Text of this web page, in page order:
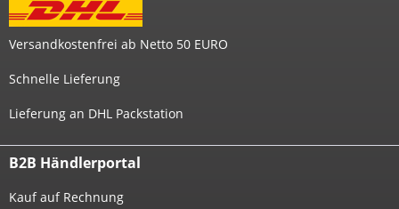
Versandkostenfrei ab Netto 50 EURO
Schnelle Lieferung
Lieferung an DHL Packstation
B2B Händlerportal
Kauf auf Rechnung